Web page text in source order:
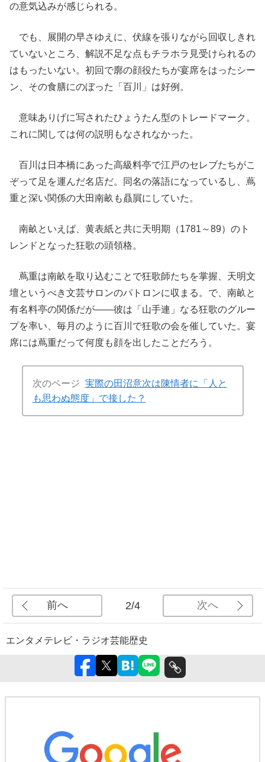
の意気込みが感じられる。
でも、展開の早さゆえに、伏線を張りながら回収しきれ
ていないところ、解説不足な点もチラホラ見受けられるの
はもったいない。初回で廓の顔役たちが宴席をはったシー
ン、その食膳にのぼった「百川」は好例。
意味ありげに写されたひょうたん型のトレードマーク。
これに関しては何の説明もなされなかった。
百川は日本橋にあった高級料亭で江戸のセレブたちがこ
ぞって足を運んだ名店だ。同名の落語になっているし、蔦
重と深い関係の大田南畝も贔屓にしていた。
南畝といえば、黄表紙と共に天明期（1781～89）のト
レンドとなった狂歌の頭領格。
蔦重は南畝を取り込むことで狂歌師たちを掌握、天明文
壇というべき文芸サロンのパトロンに収まる。で、南畝と
有名料亭の関係だが――彼は「山手連」なる狂歌のグルー
プを率い、毎月のように百川で狂歌の会を催していた。宴
席には蔦重だって何度も顔を出したことだろう。
次のページ 実際の田沼意次は陳情者に「人と
も思わぬ態度」で接した？
前へ 2/4 次へ
エンタメ テレビ・ラジオ芸能歴史